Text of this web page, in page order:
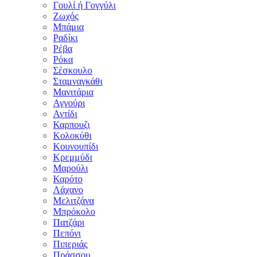
Γουλί ή Γογγύλι
Ζωχός
Μπάμια
Ραδίκι
Ρέβα
Ρόκα
Σέσκουλο
Σταμναγκάθι
Μανιτάρια
Αγγούρι
Αντίδι
Καρπουζι
Κολοκύθι
Κουνουπίδι
Κρεμμύδι
Μαρούλι
Καρότο
Λάχανο
Μελιτζάνα
Μπρόκολο
Πατζάρι
Πεπόνι
Πιπεριάς
Πράσσου